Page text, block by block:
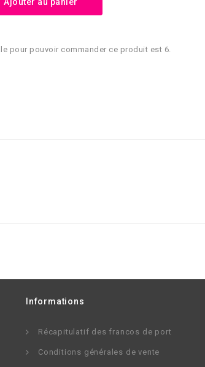
pour pouvoir commander ce produit est 6.
Informations
Récapitulatif des francos de port
Conditions générales de vente